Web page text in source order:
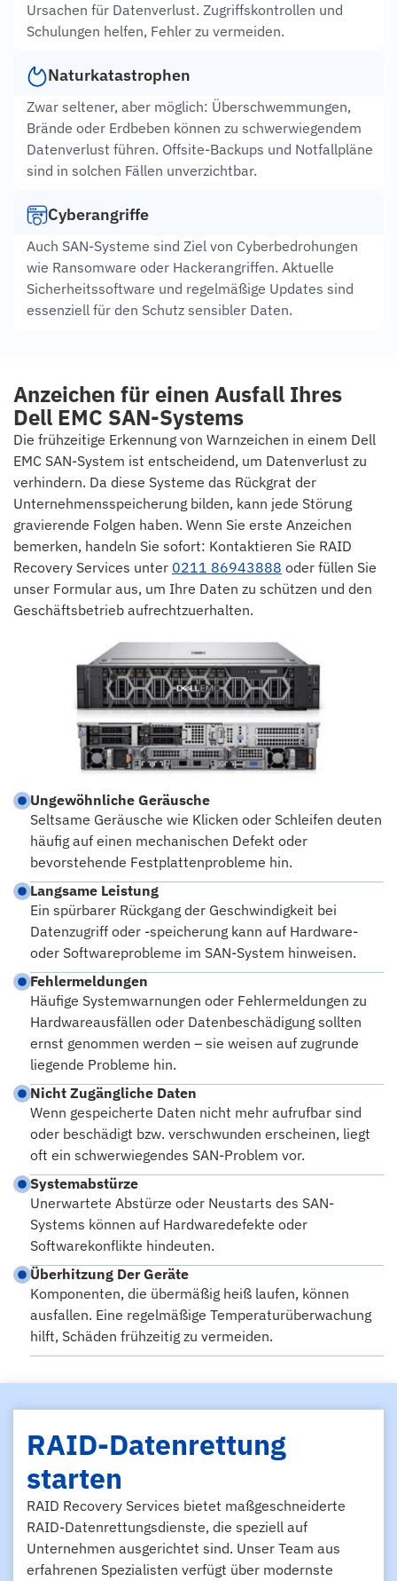
Ursachen für Datenverlust. Zugriffskontrollen und
Schulungen helfen, Fehler zu vermeiden.
Naturkatastrophen
Zwar seltener, aber möglich: Überschwemmungen,
Brände oder Erdbeben können zu schwerwiegendem
Datenverlust führen. Offsite-Backups und Notfallpläne
sind in solchen Fällen unverzichtbar.
Cyberangriffe
Auch SAN-Systeme sind Ziel von Cyberbedrohungen
wie Ransomware oder Hackerangriffen. Aktuelle
Sicherheitssoftware und regelmäßige Updates sind
essenziell für den Schutz sensibler Daten.
Anzeichen für einen Ausfall Ihres
Dell EMC SAN-Systems
Die frühzeitige Erkennung von Warnzeichen in einem Dell
EMC SAN-System ist entscheidend, um Datenverlust zu
verhindern. Da diese Systeme das Rückgrat der
Unternehmensspeicherung bilden, kann jede Störung
gravierende Folgen haben. Wenn Sie erste Anzeichen
bemerken, handeln Sie sofort: Kontaktieren Sie RAID
Recovery Services unter 0211 86943888 oder füllen Sie
unser Formular aus, um Ihre Daten zu schützen und den
Geschäftsbetrieb aufrechtzuerhalten.
Ungewöhnliche Geräusche
Seltsame Geräusche wie Klicken oder Schleifen deuten
häufig auf einen mechanischen Defekt oder
bevorstehende Festplattenprobleme hin.
Langsame Leistung
Ein spürbarer Rückgang der Geschwindigkeit bei
Datenzugriff oder -speicherung kann auf Hardware-
oder Softwareprobleme im SAN-System hinweisen.
Fehlermeldungen
Häufige Systemwarnungen oder Fehlermeldungen zu
Hardwareausfällen oder Datenbeschädigung sollten
ernst genommen werden – sie weisen auf zugrunde
liegende Probleme hin.
Nicht Zugängliche Daten
Wenn gespeicherte Daten nicht mehr aufrufbar sind
oder beschädigt bzw. verschwunden erscheinen, liegt
oft ein schwerwiegendes SAN-Problem vor.
Systemabstürze
Unerwartete Abstürze oder Neustarts des SAN-
Systems können auf Hardwaredefekte oder
Softwarekonflikte hindeuten.
Überhitzung Der Geräte
Komponenten, die übermäßig heiß laufen, können
ausfallen. Eine regelmäßige Temperaturüberwachung
hilft, Schäden frühzeitig zu vermeiden.
RAID-Datenrettung
starten
RAID Recovery Services bietet maßgeschneiderte
RAID-Datenrettungsdienste, die speziell auf
Unternehmen ausgerichtet sind. Unser Team aus
erfahrenen Spezialisten verfügt über modernste